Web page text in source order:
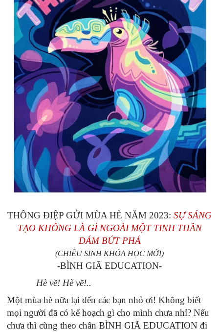
THÔNG ĐIỆP GỬI MÙA HÈ NĂM 2023: SỰ SÁNG
TẠO KHÔNG LÀ GÌ NGOÀI MỘT TINH THẦN
DÁM BỨT PHÁ
(CHIÊU SINH KHÓA HỌC MỚI)
-BÌNH GIÃ EDUCATION-
Hè về! Hè về!..
Một mùa hè nữa lại đến các bạn nhỏ ơi! Không biết
mọi người đã có kế hoạch gì cho mình chưa nhỉ? Nếu
chưa thì cùng theo chân BÌNH GIÃ EDUCATION đi